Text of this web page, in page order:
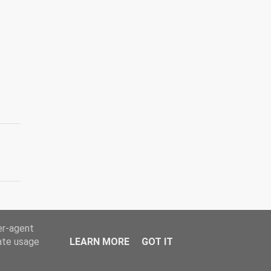
agent
usage
LEARN MORE GOT IT